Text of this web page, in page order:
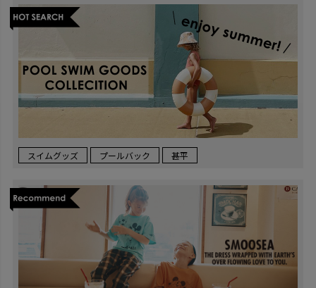
スイムグッズ プールバック 甚平